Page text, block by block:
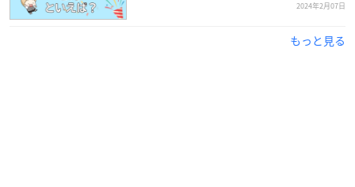
引用：シグマ・セブン
2024年2月07日
もっと見る